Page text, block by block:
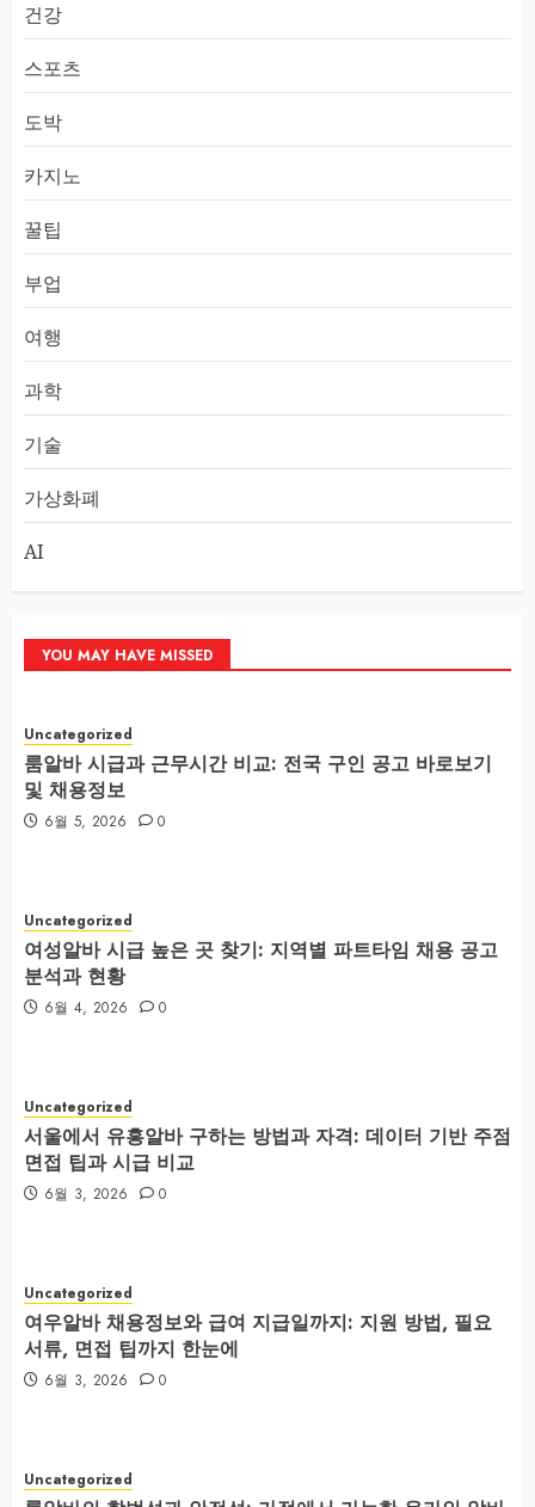
건강
스포츠
도박
카지노
꿀팁
부업
여행
과학
기술
가상화폐
AI
YOU MAY HAVE MISSED
Uncategorized
룸알바 시급과 근무시간 비교: 전국 구인 공고 바로보기
및 채용정보
6월 5, 2026 0
Uncategorized
여성알바 시급 높은 곳 찾기: 지역별 파트타임 채용 공고
분석과 현황
6월 4, 2026 0
Uncategorized
서울에서 유흥알바 구하는 방법과 자격: 데이터 기반 주점
면접 팁과 시급 비교
6월 3, 2026 0
Uncategorized
여우알바 채용정보와 급여 지급일까지: 지원 방법, 필요
서류, 면접 팁까지 한눈에
6월 3, 2026 0
Uncategorized